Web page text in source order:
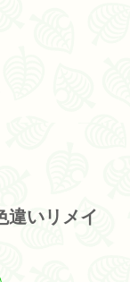
違いリメイ